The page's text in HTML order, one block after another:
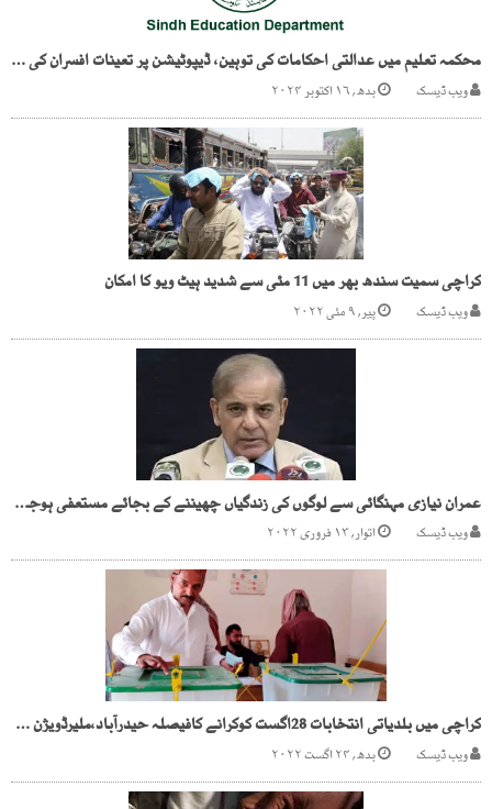
محکمہ تعلیم میں عدالتی احکامات کی توہین، ڈیپوٹیشن پر تعینات افسران کی پردہ داری
ویب ڈیسک بدھ, ۱۶ اکتوبر ۲۰۲۴
کراچی سمیت سندھ بھر میں 11 مئی سے شدید ہیٹ ویو کا امکان
ویب ڈیسک پیر, ۹ مئی ۲۰۲۲
عمران نیازی مہنگائی سے لوگوں کی زندگیاں چھیننے کے بجائے مستعفی ہوجائیں شہبازشریف
ویب ڈیسک اتوار, ۱۳ فروری ۲۰۲۲
کراچی میں بلدیاتی انتخابات 28اگست کوکرانے کافیصلہ حیدرآباد،ملیرڈویژن میں ملتوی
ویب ڈیسک بدھ, ۲۴ اگست ۲۰۲۲